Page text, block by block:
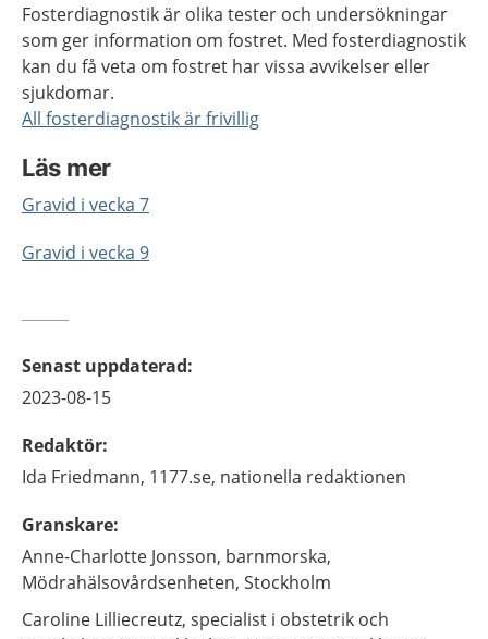
Fosterdiagnostik är olika tester och undersökningar
som ger information om fostret. Med fosterdiagnostik
kan du få veta om fostret har vissa avvikelser eller
sjukdomar.
All fosterdiagnostik är frivillig
Läs mer
Gravid i vecka 7
Gravid i vecka 9
Senast uppdaterad:
2023-08-15
Redaktör:
Ida Friedmann, 1177.se, nationella redaktionen
Granskare:
Anne-Charlotte Jonsson, barnmorska,
Mödrahälsovårdsenheten, Stockholm
Caroline Lilliecreutz, specialist i obstetrik och